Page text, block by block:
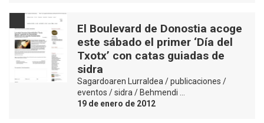
El Boulevard de Donostia acoge
este sábado el primer ‘Día del
Txotx’ con catas guiadas de
sidra
Sagardoaren Lurraldea / publicaciones /
eventos / sidra / Behmendi …
19 de enero de 2012